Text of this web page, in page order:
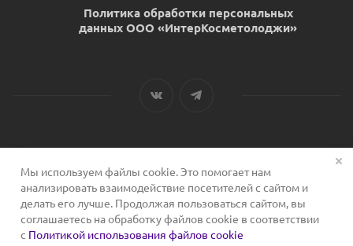
Политика обработки персональных
данных ООО «ИнтерКосметолоджи»
2026 © Сервис для косметологов
Мы используем файлы cookie. Это помогает нам
анализировать взаимодействие посетителей с сайтом и
делать его лучше. Продолжая пользоваться сайтом, вы
соглашаетесь на обработку файлов cookie в соответствии
с Политикой использования файлов cookie